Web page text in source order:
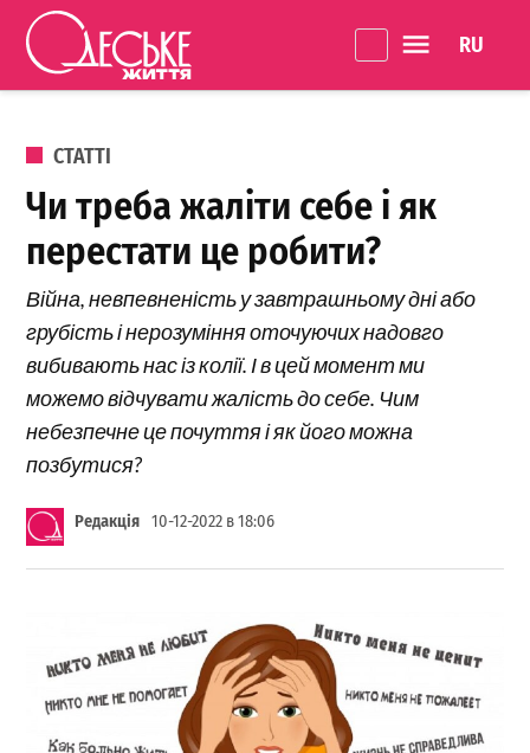
Перейти до вмісту
Життя
ОПУБЛІКОВАНО В
СТАТТІ
Чи треба жаліти себе і як
перестати це робити?
Війна, невпевненість у завтрашньому дні або
грубість і нерозуміння оточуючих надовго
вибивають нас із колії. І в цей момент ми
можемо відчувати жалість до себе. Чим
небезпечне це почуття і як його можна
позбутися?
Редакція 10-12-2022 в 18:06